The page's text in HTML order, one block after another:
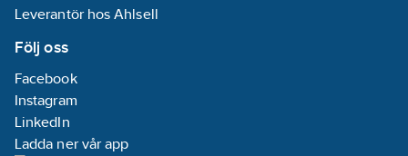
Leverantör hos Ahlsell
Följ oss
Facebook
Instagram
LinkedIn
Ladda ner vår app